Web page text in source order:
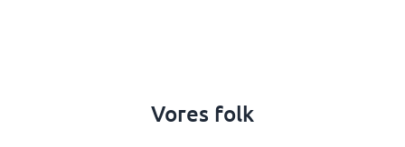
Vores folk